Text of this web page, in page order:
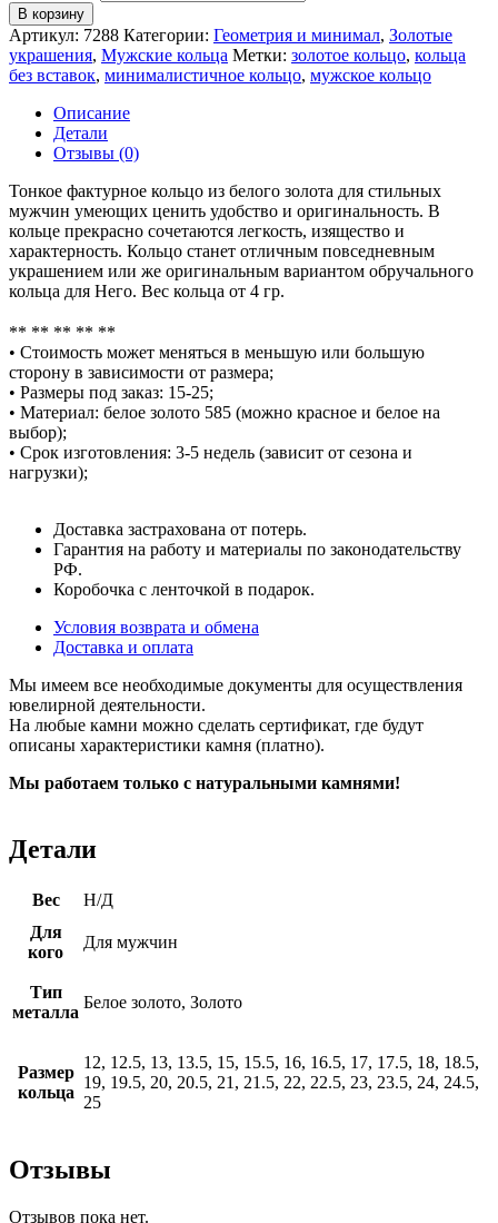
В корзину
Артикул: 7288 Категории: Геометрия и минимал, Золотые
украшения, Мужские кольца Метки: золотое кольцо, кольца
без вставок, минималистичное кольцо, мужское кольцо
Описание
Детали
Отзывы (0)
Тонкое фактурное кольцо из белого золота для стильных
мужчин умеющих ценить удобство и оригинальность. В
кольце прекрасно сочетаются легкость, изящество и
характерность. Кольцо станет отличным повседневным
украшением или же оригинальным вариантом обручального
кольца для Него. Вес кольца от 4 гр.
** ** ** ** **
• Стоимость может меняться в меньшую или большую
сторону в зависимости от размера;
• Размеры под заказ: 15-25;
• Материал: белое золото 585 (можно красное и белое на
выбор);
• Срок изготовления: 3-5 недель (зависит от сезона и
нагрузки);
Доставка застрахована от потерь.
Гарантия на работу и материалы по законодательству
РФ.
Коробочка с ленточкой в подарок.
Условия возврата и обмена
Доставка и оплата
Мы имеем все необходимые документы для осуществления
ювелирной деятельности.
На любые камни можно сделать сертификат, где будут
описаны характеристики камня (платно).
Мы работаем только с натуральными камнями!
Детали
Вес
Н/Д
Для
кого
Для мужчин
Тип
металла
Белое золото, Золото
Размер
кольца
12, 12.5, 13, 13.5, 15, 15.5, 16, 16.5, 17, 17.5, 18, 18.5,
19, 19.5, 20, 20.5, 21, 21.5, 22, 22.5, 23, 23.5, 24, 24.5,
25
Отзывы
Отзывов пока нет.